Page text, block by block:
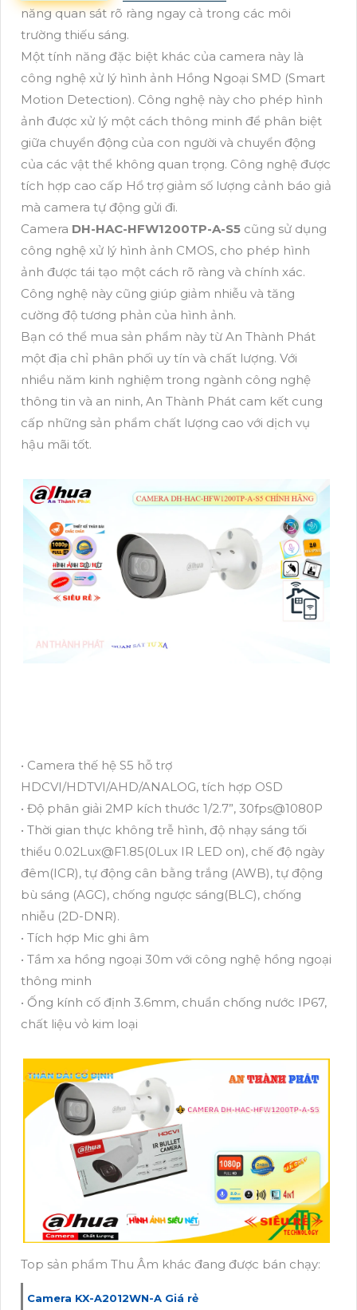
năng quan sát rõ ràng ngay cả trong các môi
trường thiếu sáng.
Một tính năng đặc biệt khác của camera này là
công nghệ xử lý hình ảnh Hồng Ngoại SMD (Smart
Motion Detection). Công nghệ này cho phép hình
ảnh được xử lý một cách thông minh để phân biệt
giữa chuyển động của con người và chuyển động
của các vật thể không quan trọng. Công nghệ được
tích hợp cao cấp Hổ trợ giảm số lượng cảnh báo giả
mà camera tự động gửi đi.
Camera DH-HAC-HFW1200TP-A-S5 cũng sử dụng
công nghệ xử lý hình ảnh CMOS, cho phép hình
ảnh được tái tạo một cách rõ ràng và chính xác.
Công nghệ này cũng giúp giảm nhiễu và tăng
cường độ tương phản của hình ảnh.
Bạn có thể mua sản phẩm này từ An Thành Phát
một địa chỉ phân phối uy tín và chất lượng. Với
nhiều năm kinh nghiệm trong ngành công nghệ
thông tin và an ninh, An Thành Phát cam kết cung
cấp những sản phẩm chất lượng cao với dịch vụ
hậu mãi tốt.
• Camera thế hệ S5 hỗ trợ
HDCVI/HDTVI/AHD/ANALOG, tích hợp OSD
• Độ phân giải 2MP kích thước 1/2.7”, 30fps@1080P
• Thời gian thực không trễ hình, độ nhạy sáng tối
thiểu 0.02Lux@F1.85(0Lux IR LED on), chế độ ngày
đêm(ICR), tự động cân bằng trắng (AWB), tự động
bù sáng (AGC), chống ngược sáng(BLC), chống
nhiễu (2D-DNR).
• Tích hợp Mic ghi âm
• Tầm xa hồng ngoại 30m với công nghệ hồng ngoại
thông minh
• Ống kính cố định 3.6mm, chuẩn chống nước IP67,
chất liệu vỏ kim loại
Top sản phẩm Thu Âm khác đang được bán chạy:
Camera KX-A2012WN-A Giá rẻ